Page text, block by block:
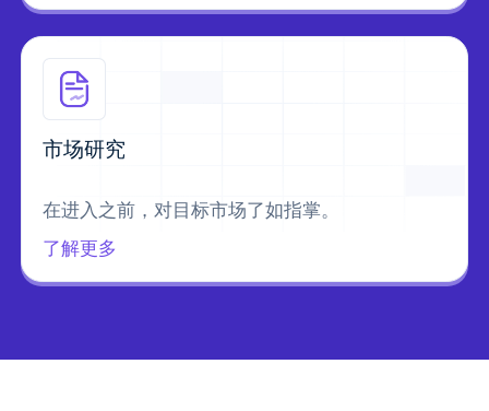
市场研究
在进入之前，对目标市场了如指掌。
了解更多